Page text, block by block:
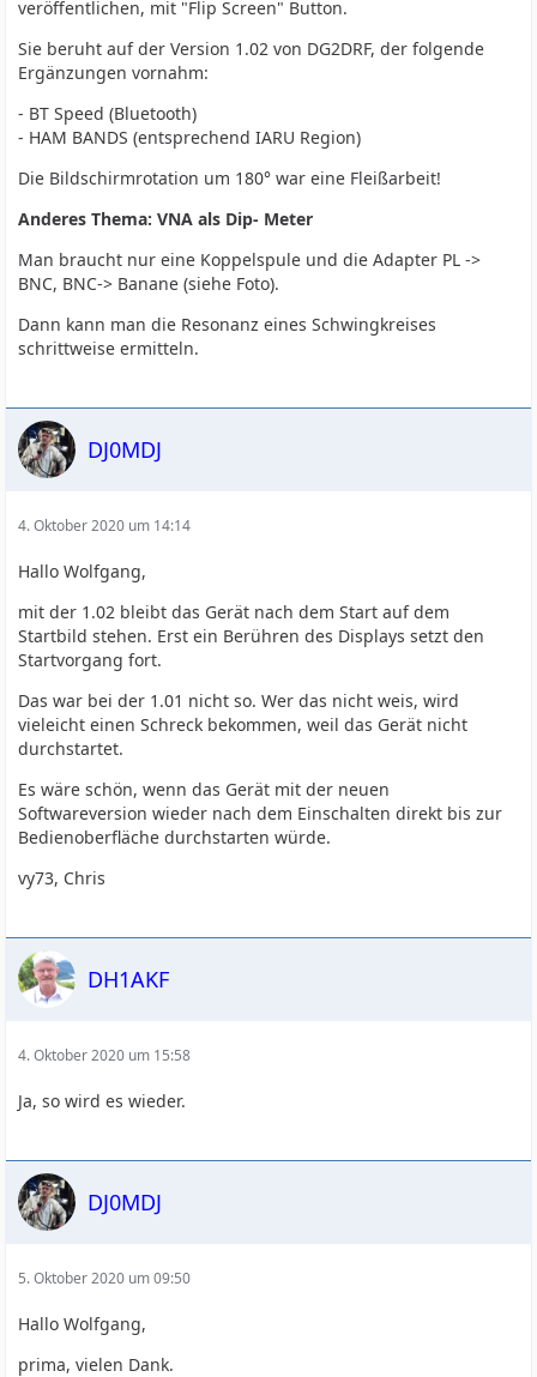
veröffentlichen, mit "Flip Screen" Button.
Sie beruht auf der Version 1.02 von DG2DRF, der folgende
Ergänzungen vornahm:
- BT Speed (Bluetooth)
- HAM BANDS (entsprechend IARU Region)
Die Bildschirmrotation um 180° war eine Fleißarbeit!
Anderes Thema: VNA als Dip- Meter
Man braucht nur eine Koppelspule und die Adapter PL ->
BNC, BNC-> Banane (siehe Foto).
Dann kann man die Resonanz eines Schwingkreises
schrittweise ermitteln.
DJ0MDJ
4. Oktober 2020 um 14:14
Hallo Wolfgang,
mit der 1.02 bleibt das Gerät nach dem Start auf dem
Startbild stehen. Erst ein Berühren des Displays setzt den
Startvorgang fort.
Das war bei der 1.01 nicht so. Wer das nicht weis, wird
vieleicht einen Schreck bekommen, weil das Gerät nicht
durchstartet.
Es wäre schön, wenn das Gerät mit der neuen
Softwareversion wieder nach dem Einschalten direkt bis zur
Bedienoberfläche durchstarten würde.
vy73, Chris
DH1AKF
4. Oktober 2020 um 15:58
Ja, so wird es wieder.
DJ0MDJ
5. Oktober 2020 um 09:50
Hallo Wolfgang,
prima, vielen Dank.